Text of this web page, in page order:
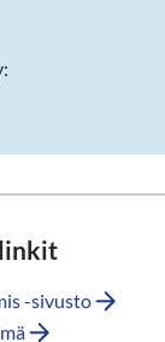
-sivusto